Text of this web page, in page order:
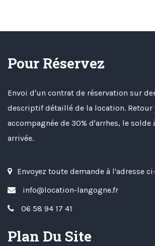
Pour Réservez
Envoi d'un contrat de réservation sur
descriptif détaillé de la location.
accompagnée de 30% d'arrhes, le solde
arrivée.
Envoyez toute demande à l'adresse
info@location-langogne.fr
06 58 94 17 41
Plan Du Site